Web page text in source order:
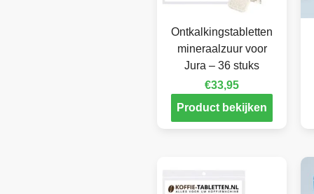
Ontkalkingstabletten
mineraalzuur voor
Jura – 36 stuks
€33,95
Product bekijken